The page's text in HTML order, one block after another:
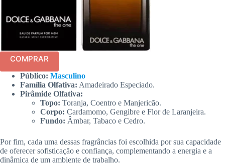
COMPRAR
Público: Masculino
Família Olfativa: Amadeirado Especiado.
Pirâmide Olfativa:
Topo: Toranja, Coentro e Manjericão.
Corpo: Cardamomo, Gengibre e Flor de Laranjeira.
Fundo: Âmbar, Tabaco e Cedro.
Por fim, cada uma dessas fragrâncias foi escolhida por sua capacidade
de oferecer sofisticação e confiança, complementando a energia e a
dinâmica de um ambiente de trabalho.